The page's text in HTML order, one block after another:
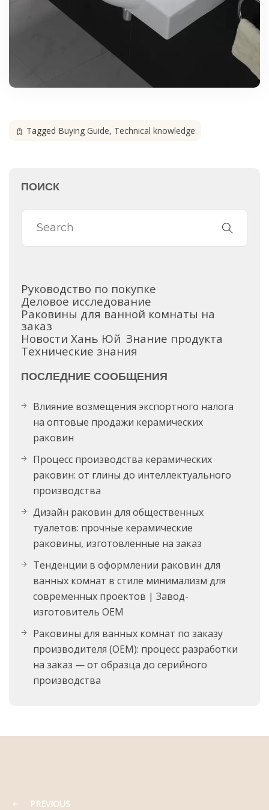
Tagged Buying Guide, Technical knowledge
ПОИСК
Руководство по покупке
Деловое исследование
Раковины для ванной комнаты на
заказ
Новости Хань Юй Знание продукта
Технические знания
ПОСЛЕДНИЕ СООБЩЕНИЯ
Влияние возмещения экспортного налога
на оптовые продажи керамических
раковин
Процесс производства керамических
раковин: от глины до интеллектуального
производства
Дизайн раковин для общественных
туалетов: прочные керамические
раковины, изготовленные на заказ
Тенденции в оформлении раковин для
ванных комнат в стиле минимализм для
современных проектов | Завод-
изготовитель OEM
Раковины для ванных комнат по заказу
производителя (OEM): процесс разработки
на заказ — от образца до серийного
производства
PREVIOUS